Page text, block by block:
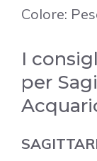
Colore:
I
per